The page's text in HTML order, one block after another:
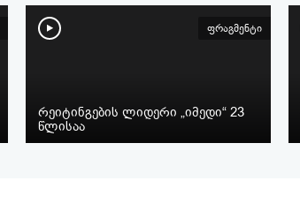
ფრაგმენტი
რეიტინგების ლიდერი „იმედი“ 23
წლისაა